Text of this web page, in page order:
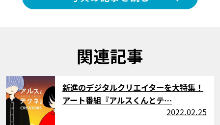
関連記事
サムネイル
新進のデジタルクリエイターを大特集！
アート番組『アルスくんとテ…
2022.02.25